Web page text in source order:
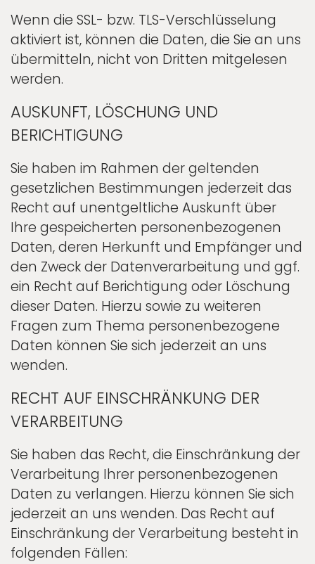
Wenn die SSL- bzw. TLS-Verschlüsselung
aktiviert ist, können die Daten, die Sie an uns
übermitteln, nicht von Dritten mitgelesen
werden.
AUSKUNFT, LÖSCHUNG UND
BERICHTIGUNG
Sie haben im Rahmen der geltenden
gesetzlichen Bestimmungen jederzeit das
Recht auf unentgeltliche Auskunft über
Ihre gespeicherten personenbezogenen
Daten, deren Herkunft und Empfänger und
den Zweck der Datenverarbeitung und ggf.
ein Recht auf Berichtigung oder Löschung
dieser Daten. Hierzu sowie zu weiteren
Fragen zum Thema personenbezogene
Daten können Sie sich jederzeit an uns
wenden.
RECHT AUF EINSCHRÄNKUNG DER
VERARBEITUNG
Sie haben das Recht, die Einschränkung der
Verarbeitung Ihrer personenbezogenen
Daten zu verlangen. Hierzu können Sie sich
jederzeit an uns wenden. Das Recht auf
Einschränkung der Verarbeitung besteht in
folgenden Fällen: